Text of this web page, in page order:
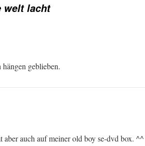
welt lacht
geblieben.
aber auch auf meiner old boy se-dvd box. ^^